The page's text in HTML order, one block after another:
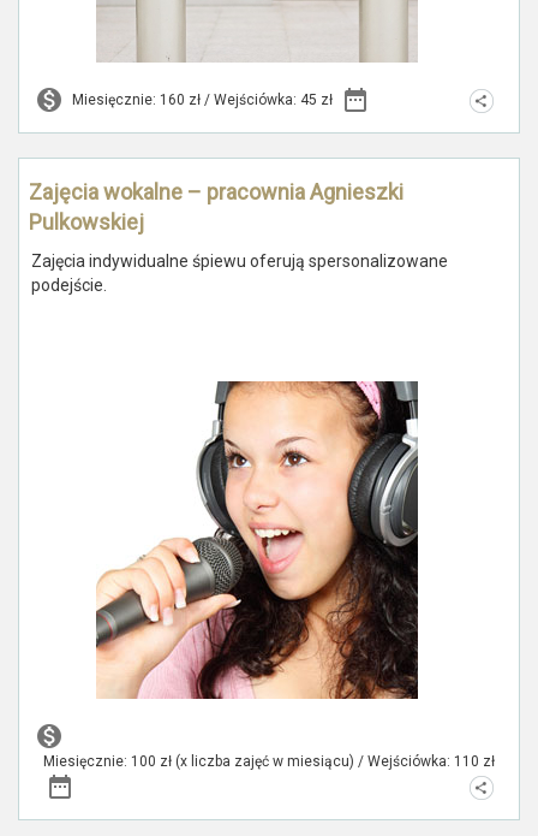
Miesięcznie: 160 zł / Wejściówka: 45 zł
Zajęcia wokalne – pracownia Agnieszki
Pulkowskiej
Zajęcia indywidualne śpiewu oferują spersonalizowane
podejście.
Miesięcznie: 100 zł (x liczba zajęć w miesiącu) / Wejściówka: 110 zł